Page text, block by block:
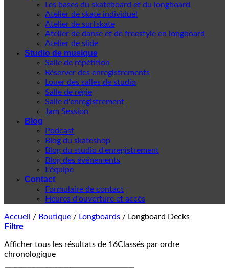
Les bases du skateboard et du longboard
Atelier de skate individuel
Atelier de surfskate
Atelier de danse et de freestyle en longboard
Atelier de slide
Studio de musique
Salle de répétition
Réserver des enregistrements
Louer des salles de studio
Salle de régie
Salle d'enregistrement
Jam Session
Blog
Podcast
Blog du skateshop
Blog du studio d'enregistrement
Blog des événements
L'équipe
Contact
Formulaire de contact
Heures d'ouverture et accès
Accueil / Boutique / Longboards / Longboard Decks
Filtre
Afficher tous les résultats de 16Classés par ordre
chronologique